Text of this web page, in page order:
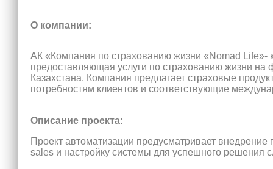
О компании:
АК «Компания по страхованию жизни «Nomad Life»-
предоставляющая услуги по страхованию жизни на
Казахстана. Компания предлагает страховые
потребностям клиентов и соответствующие
Описание проекта:
Проект автоматизации предусматривает внедрение
sales и настройку системы для успешного решения